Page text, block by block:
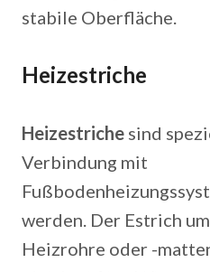
stabile Oberfläche.
Heizestriche
Heizestriche sind
Verbindung mit
werden. Der Estrich
Heizrohre oder -